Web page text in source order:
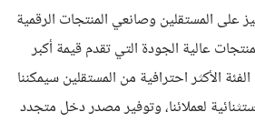
على المستقلين وصانعي المنتجات الرقمية
عالية الجودة التي تقدم قيمة أكبر
الأكثر احترافية من المستقلين سيمكننا
لعملائنا، وتوفير مصدر دخل متجدد